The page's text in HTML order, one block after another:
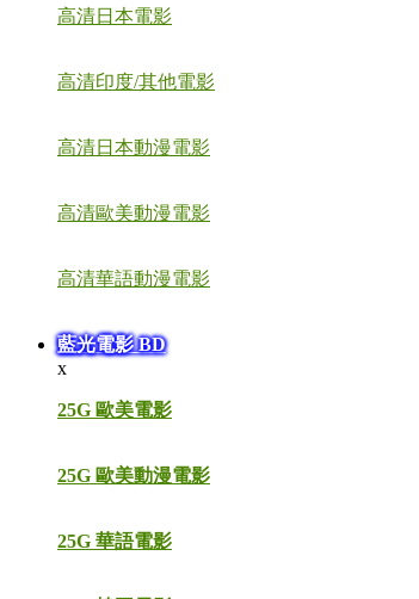
高清日本電影
高清印度/其他電影
高清日本動漫電影
高清歐美動漫電影
高清華語動漫電影
藍光電影 BD
x
25G 歐美電影
25G 歐美動漫電影
25G 華語電影